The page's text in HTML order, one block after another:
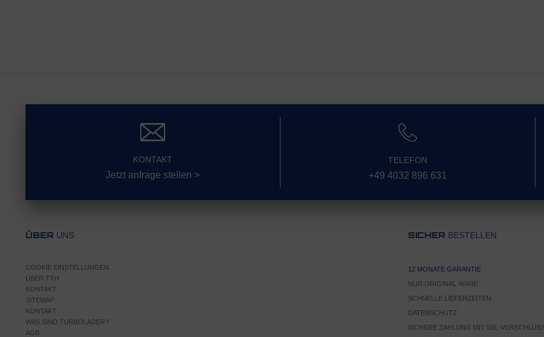
KONTAKT
Jetzt anfrage stellen >
TELEFON
+49 4032 896 631
ÜBER UNS
COOKIE EINSTELLUNGEN
ÜBER TTH
KONTAKT
SITEMAP
KONTAKT
WAS SIND TURBOLADER?
AGB
SICHER BESTELLEN
12 MONATE GARANTIE
NUR ORIGINAL WARE
SCHNELLE LIEFERZEITEN
DATENSCHUTZ
SICHERE ZAHLUNG MIT SSL-